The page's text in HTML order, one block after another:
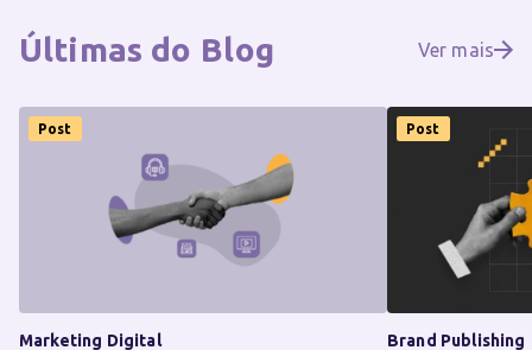
Últimas do Blog Ver mais
Post
Marketing Digital
Post
Brand Publishing